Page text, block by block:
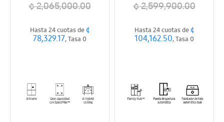
¢ 2,065,000.00
Hasta 24 cuotas de¢
78,329.17, Tasa 0
¢ 2,599,900.00
Hasta 24 cuotas de¢
104,162.50, Tasa 0